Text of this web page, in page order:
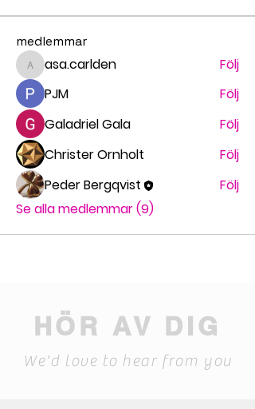
medlemmar
asa.carlden
asa.carlden
Följ
PJM
Följ
Galadriel Gala
Följ
Christer Ornholt
Följ
Peder Bergqvist
Följ
Se alla medlemmar (9)
HÖR AV DIG
We'd love to hear from you